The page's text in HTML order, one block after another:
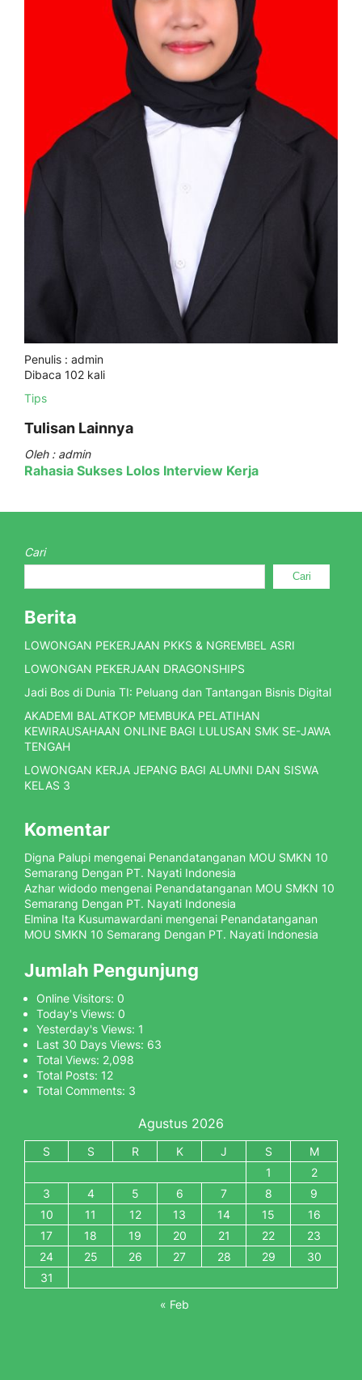
Penulis : admin
Dibaca 102 kali
Tips
Tulisan Lainnya
Oleh : admin
Rahasia Sukses Lolos Interview Kerja
Cari
Cari
Berita
LOWONGAN PEKERJAAN PKKS & NGREMBEL ASRI
LOWONGAN PEKERJAAN DRAGONSHIPS
Jadi Bos di Dunia TI: Peluang dan Tantangan Bisnis Digital
AKADEMI BALATKOP MEMBUKA PELATIHAN
KEWIRAUSAHAAN ONLINE BAGI LULUSAN SMK SE-JAWA
TENGAH
LOWONGAN KERJA JEPANG BAGI ALUMNI DAN SISWA
KELAS 3
Komentar
Digna Palupi mengenai Penandatanganan MOU SMKN 10
Semarang Dengan PT. Nayati Indonesia
Azhar widodo mengenai Penandatanganan MOU SMKN 10
Semarang Dengan PT. Nayati Indonesia
Elmina Ita Kusumawardani mengenai Penandatanganan
MOU SMKN 10 Semarang Dengan PT. Nayati Indonesia
Jumlah Pengunjung
Online Visitors: 0
Today's Views: 0
Yesterday's Views: 1
Last 30 Days Views: 63
Total Views: 2,098
Total Posts: 12
Total Comments: 3
Agustus 2026
S S R K J S
M
1
2
3
4 5 6 7 8
9
10
11 12 13 14 15
16
17
18 19 20 21 22
23
24
25 26 27 28 29
30
31
« Feb